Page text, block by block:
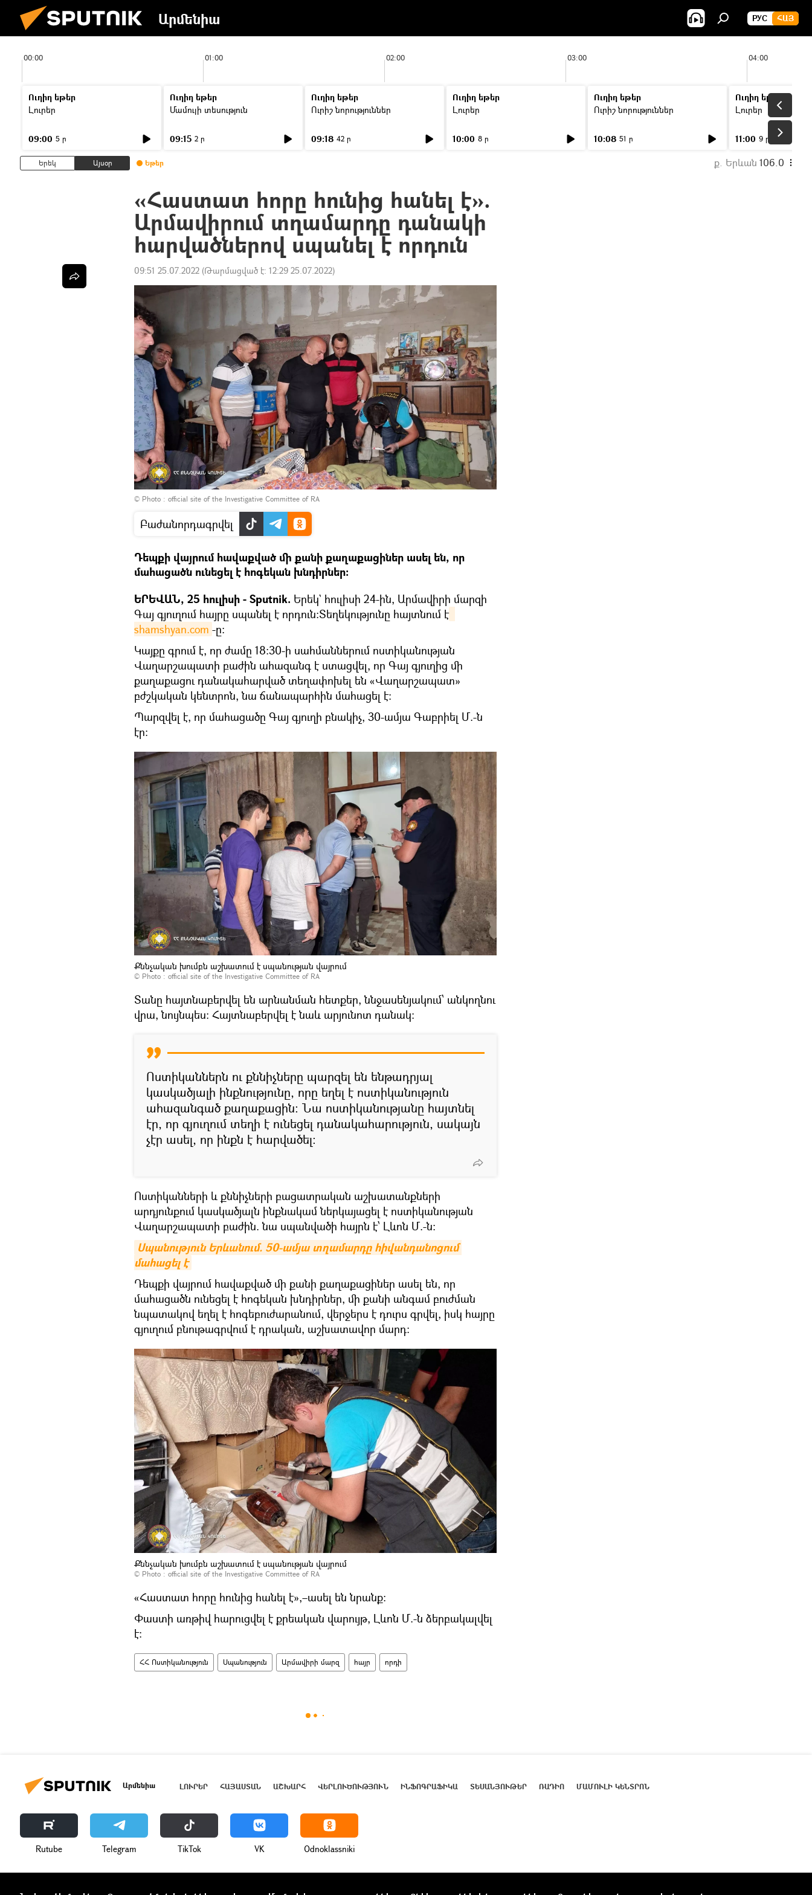
Արմենիա РУС ՀԱՅ
00:00 01:00 02:00 03:00 04:00
Ուղիղ եթեր
Լուրեր
09:00 5 ր
Ուղիղ եթեր
Մամուլի տեսություն
09:15 2 ր
Ուղիղ եթեր
Ուրիշ նորություններ
09:18 42 ր
Ուղիղ եթեր
Լուրեր
10:00 8 ր
Ուղիղ եթեր
Ուրիշ նորություններ
10:08 51 ր
Ուղիղ եթեր
Լուրեր
11:00 9 ր
Երեկ Այսօր Եթեր ք. Երևան 106.0
«Հաստատ հորը հունից հանել է».
Արմավիրում տղամարդը դանակի
հարվածներով սպանել է որդուն
09:51 25.07.2022 (Թարմացված է: 12:29 25.07.2022)
© Photo : official site of the Investigative Committee of RA
Բաժանորդագրվել
Դեպքի վայրում հավաքված մի քանի քաղաքացիներ ասել են, որ
մահացածն ունեցել է հոգեկան խնդիրներ։
ԵՐԵՎԱՆ, 25 հուլիսի - Sputnik. Երեկ` հուլիսի 24-ին, Արմավիրի մարզի
Գայ գյուղում հայրը սպանել է որդուն:Տեղեկությունը հայտնում է
shamshyan.com -ը։
Կայքը գրում է, որ ժամը 18:30-ի սահմաններում ոստիկանության
Վաղարշապատի բաժին ահազանգ է ստացվել, որ Գայ գյուղից մի
քաղաքացու դանակահարված տեղափոխել են «Վաղարշապատ»
բժշկական կենտրոն, նա ճանապարհին մահացել է:
Պարզվել է, որ մահացածը Գայ գյուղի բնակիչ, 30-ամյա Գաբրիել Մ.-ն
էր:
Քննչական խումբն աշխատում է սպանության վայրում
© Photo : official site of the Investigative Committee of RA
Տանը հայտնաբերվել են արնանման հետքեր, ննջասենյակում՝ անկողնու
վրա, նույնպես։ Հայտնաբերվել է նաև արյունոտ դանակ:
Ոստիկաններն ու քննիչները պարզել են ենթադրյալ
կասկածյալի ինքնությունը, որը եղել է ոստիկանություն
ահազանգած քաղաքացին։ Նա ոստիկանությանը հայտնել
էր, որ գյուղում տեղի է ունեցել դանակահարություն, սակայն
չէր ասել, որ ինքն է հարվածել:
Ոստիկանների և քննիչների բացատրական աշխատանքների
արդյունքում կասկածյալն ինքնակամ ներկայացել է ոստիկանության
Վաղարշապատի բաժին. նա սպանվածի հայրն է՝ Լևոն Մ.-ն:
Սպանություն Երևանում. 50-ամյա տղամարդը հիվանդանոցում
մահացել է
Դեպքի վայրում հավաքված մի քանի քաղաքացիներ ասել են, որ
մահացածն ունեցել է հոգեկան խնդիրներ, մի քանի անգամ բուժման
նպատակով եղել է հոգեբուժարանում, վերջերս է դուրս գրվել, իսկ հայրը
գյուղում բնութագրվում է դրական, աշխատավոր մարդ:
Քննչական խումբն աշխատում է սպանության վայրում
© Photo : official site of the Investigative Committee of RA
«Հաստատ հորը հունից հանել է»,–ասել են նրանք:
Փաստի առթիվ հարուցվել է քրեական վարույթ, Լևոն Մ.-ն ձերբակալվել
է:
ՀՀ Ոստիկանություն Սպանություն Արմավիրի մարզ հայր որդի
Արմենիա ԼՈՒՐԵՐ ՀԱՅԱՍՏԱՆ ԱՇԽԱՐՀ ՎԵՐԼՈՒԾՈՒԹՅՈՒՆ ԻՆՖՈԳՐԱՖԻԿԱ ՏԵՍԱՆՅՈՒԹԵՐ ՌԱԴԻՈ ՄԱՄՈՒԼԻ ԿԵՆՏՐՈՆ
Rutube Telegram ТikТоk VK Odnoklassniki